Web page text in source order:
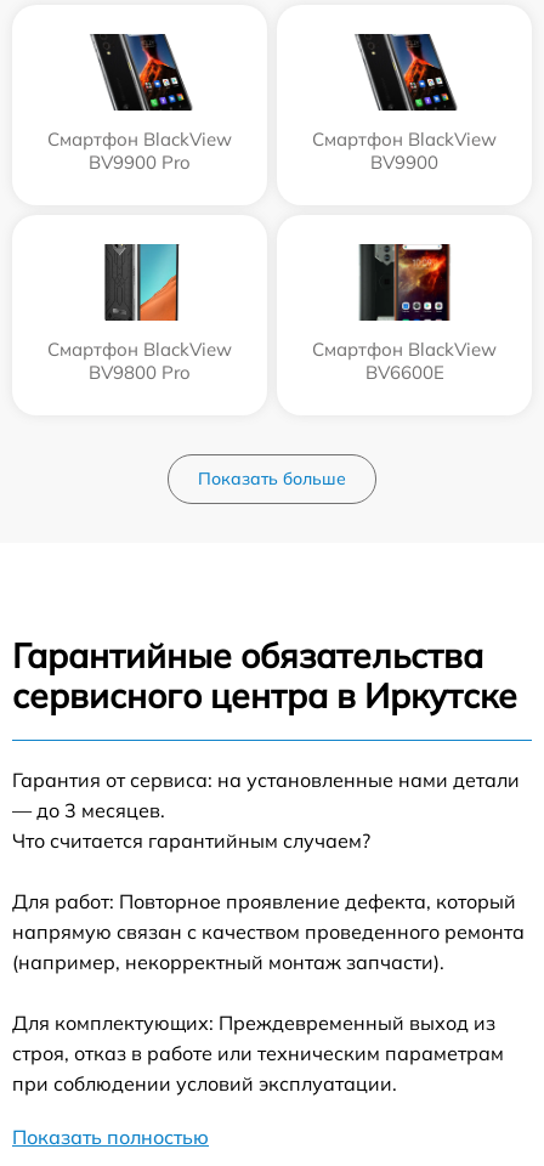
Смартфон BlackView
BV9900 Pro
Смартфон BlackView
BV9900
Смартфон BlackView
BV9800 Pro
Смартфон BlackView
BV6600E
Показать больше
Гарантийные обязательства
сервисного центра в Иркутске
Гарантия от сервиса: на установленные нами детали
— до 3 месяцев.
Что считается гарантийным случаем?
Для работ: Повторное проявление дефекта, который
напрямую связан с качеством проведенного ремонта
(например, некорректный монтаж запчасти).
Для комплектующих: Преждевременный выход из
строя, отказ в работе или техническим параметрам
при соблюдении условий эксплуатации.
Показать полностью